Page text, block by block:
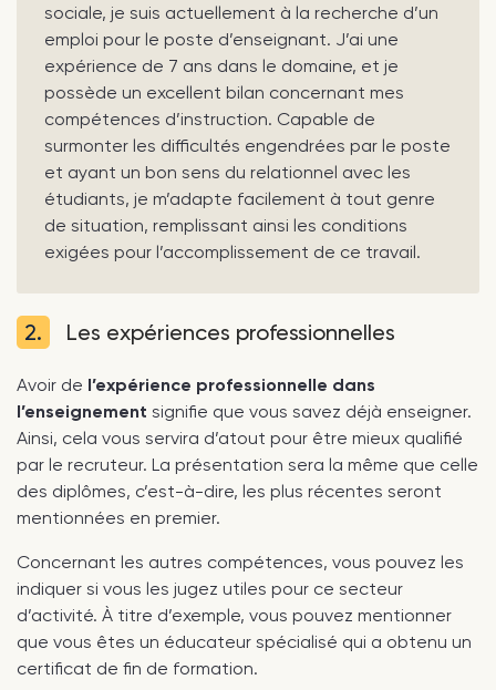
sociale, je suis actuellement à la recherche d’un
emploi pour le poste d’enseignant. J’ai une
expérience de 7 ans dans le domaine, et je
possède un excellent bilan concernant mes
compétences d’instruction. Capable de
surmonter les difficultés engendrées par le poste
et ayant un bon sens du relationnel avec les
étudiants, je m’adapte facilement à tout genre
de situation, remplissant ainsi les conditions
exigées pour l’accomplissement de ce travail.
2. Les expériences professionnelles
Avoir de l’expérience professionnelle dans
l’enseignement signifie que vous savez déjà enseigner.
Ainsi, cela vous servira d’atout pour être mieux qualifié
par le recruteur. La présentation sera la même que celle
des diplômes, c’est-à-dire, les plus récentes seront
mentionnées en premier.
Concernant les autres compétences, vous pouvez les
indiquer si vous les jugez utiles pour ce secteur
d’activité. À titre d’exemple, vous pouvez mentionner
que vous êtes un éducateur spécialisé qui a obtenu un
certificat de fin de formation.